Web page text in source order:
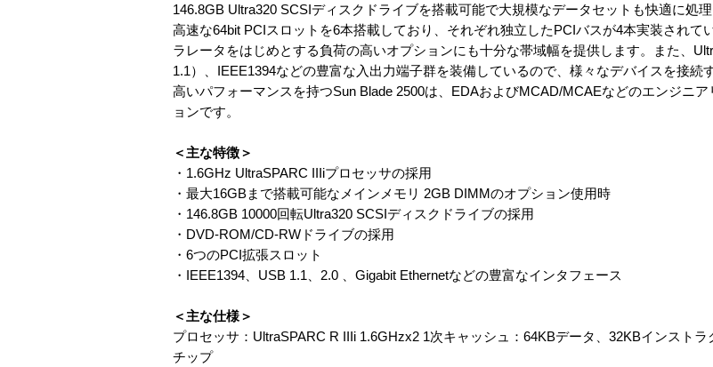
146.8GB Ultra320 SCSIディスクドライブを搭載可能で大規模なデータセットも快適に処理
高速な64bit PCIスロットを6本搭載しており、それぞれ独立したPCIバスが4本実装されて
ラレータをはじめとする負荷の高いオプションにも十分な帯域幅を提供します。また、
1.1）、IEEE1394などの豊富な入出力端子群を装備しているので、様々なデバイスを接続
高いパフォーマンスを持つSun Blade 2500は、EDAおよびMCAD/MCAEなどのエンジニ
ョンです。
＜主な特徴＞
・1.6GHz UltraSPARC IIIiプロセッサの採用
・最大16GBまで搭載可能なメインメモリ 2GB DIMMのオプション使用時
・146.8GB 10000回転Ultra320 SCSIディスクドライブの採用
・DVD-ROM/CD-RWドライブの採用
・6つのPCI拡張スロット
・IEEE1394、USB 1.1、2.0 、Gigabit Ethernetなどの豊富なインタフェース
＜主な仕様＞
プロセッサ：UltraSPARC R IIIi 1.6GHzx2 1次キャッシュ：64KBデータ、32KBインスト
チップ